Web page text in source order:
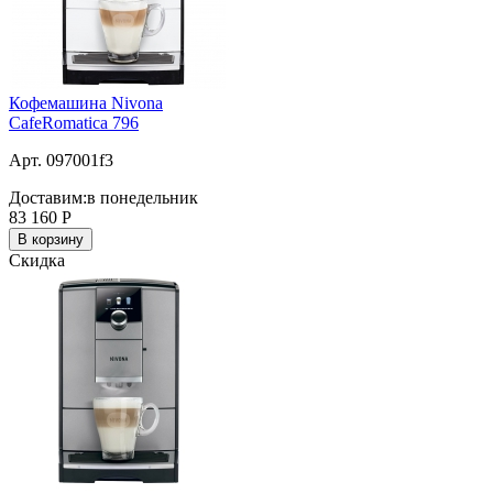
Кофемашина Nivona
CafeRomatica 796
Арт. 097001f3
Доставим:в понедельник
83 160 Р
В корзину
Скидка